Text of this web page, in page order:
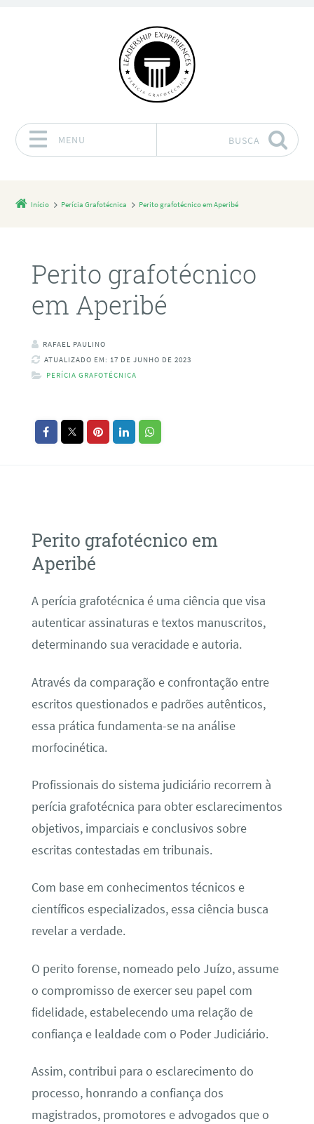
MENU BUSCA
Início Perícia Grafotécnica Perito grafotécnico em Aperibé
Perito grafotécnico
em Aperibé
RAFAEL PAULINO
ATUALIZADO EM: 17 DE JUNHO DE 2023
PERÍCIA GRAFOTÉCNICA
Perito grafotécnico em
Aperibé
A perícia grafotécnica é uma ciência que visa
autenticar assinaturas e textos manuscritos,
determinando sua veracidade e autoria.
Através da comparação e confrontação entre
escritos questionados e padrões autênticos,
essa prática fundamenta-se na análise
morfocinética.
Profissionais do sistema judiciário recorrem à
perícia grafotécnica para obter esclarecimentos
objetivos, imparciais e conclusivos sobre
escritas contestadas em tribunais.
Com base em conhecimentos técnicos e
científicos especializados, essa ciência busca
revelar a verdade.
O perito forense, nomeado pelo Juízo, assume
o compromisso de exercer seu papel com
fidelidade, estabelecendo uma relação de
confiança e lealdade com o Poder Judiciário.
Assim, contribui para o esclarecimento do
processo, honrando a confiança dos
magistrados, promotores e advogados que o